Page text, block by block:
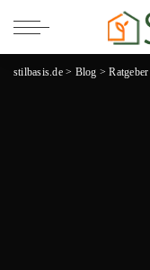
stilbasis.de> Blog >Ratgeber